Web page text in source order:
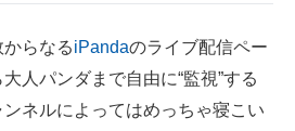
らなるiPandaのライブ配信ペー
人パンダまで自由に“監視”する
ネルによってはめっちゃ寝こい